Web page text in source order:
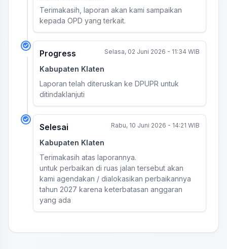
Terimakasih, laporan akan kami sampaikan
kepada OPD yang terkait.
Progress Selasa, 02 Juni 2026 - 11:34 WIB
Kabupaten Klaten
Laporan telah diteruskan ke DPUPR untuk
ditindaklanjuti
Selesai Rabu, 10 Juni 2026 - 14:21 WIB
Kabupaten Klaten
Terimakasih atas laporannya.
untuk perbaikan di ruas jalan tersebut akan
kami agendakan / dialokasikan perbaikannya
tahun 2027 karena keterbatasan anggaran
yang ada